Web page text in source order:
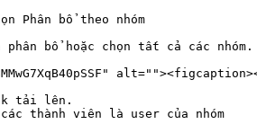
Phân bổ theo nhóm
tải lên.
thành viên là user của nhóm